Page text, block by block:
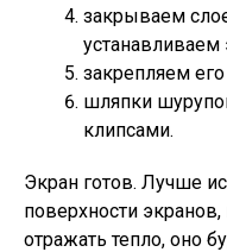
закрываем
устанавливаем
закрепляем
шляпки
клипсами.
Экран готов. Лучше
поверхности
отражать тепло, оно